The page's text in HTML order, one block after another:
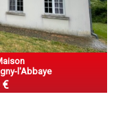
l'Abbaye
€